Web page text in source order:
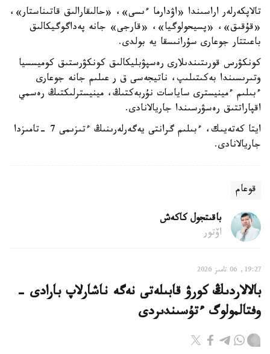
تالاپكەرلەر اراسىندا «اۋدارما ءىسى»، «حالىقارالىق قاتىناستار»،
«قۇقىق»، «پسيحولوگيا»، «قارجى» جانە پەداگوگيكالىق
باعىتتار جوعارى سۇرانىسقا يە بولدى.
كونكۋرس قورىتىندىلارى رەسپۋبليكالىق كونكۋرستىق كوميسسيا
وتىرىسىندا بەكىتىلىپ، ناتيجەسى ق ر عىلىم جانە جوعارى
ءبىلىم ءمينيسترى ساياسات نۇربەكتىڭ، مينيسترلىكتىڭ رەسمي
اقپاراتتىق رەسۋرسىندا جاريالانادى.
ايتا كەتەيىك، ءبىلىم گرانتى يەگەرلەرىنىڭ ءتىزىمى 7 -تامىزدا
جاريالانادى.
قوعام
باقىتجول كاكەش
اۆتور
19:27, 06 تامىز 2026
بالالاردىڭ كورۋ قابىلەتى نەگە ناشارلاپ بارادى -
وفتالمولوگ ءتۇسىندىردى